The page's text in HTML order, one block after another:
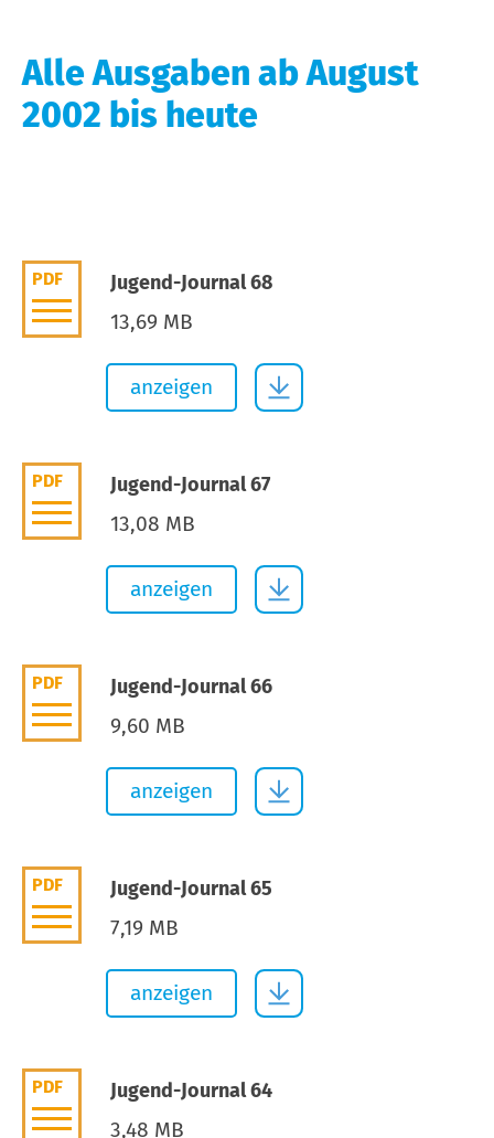
Alle Ausgaben ab August
2002 bis heute
PDF Jugend-Journal 68
13,69 MB
anzeigen
PDF Jugend-Journal 67
13,08 MB
anzeigen
PDF Jugend-Journal 66
9,60 MB
anzeigen
PDF Jugend-Journal 65
7,19 MB
anzeigen
PDF Jugend-Journal 64
3,48 MB